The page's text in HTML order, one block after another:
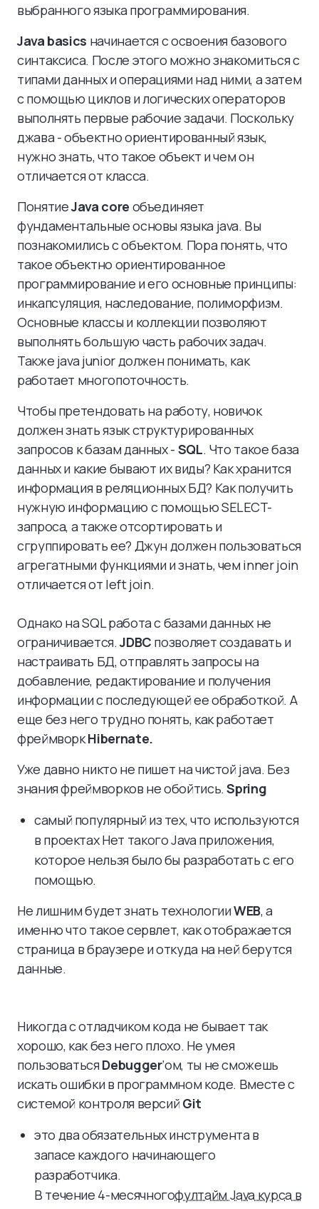
выбранного языка программирования.
Java basics начинается с освоения базового
синтаксиса. После этого можно знакомиться с
типами данных и операциями над ними, а затем
с помощью циклов и логических операторов
выполнять первые рабочие задачи. Поскольку
джава - объектно ориентированный язык,
нужно знать, что такое объект и чем он
отличается от класса.
ПонятиеJava core объединяет
фундаментальные основы языка java. Вы
познакомились с объектом. Пора понять, что
такое объектно ориентированное
программирование и его основные принципы:
инкапсуляция, наследование, полиморфизм.
Основные классы и коллекции позволяют
выполнять большую часть рабочих задач.
Также java junior должен понимать, как
работает многопоточность.
Чтобы претендовать на работу, новичок
должен знать язык структурированных
запросов к базам данных - SQL. Что такое база
данных и какие бывают их виды? Как хранится
информация в реляционных БД? Как получить
нужную информацию с помощью SELECT-
запроса, а также отсортировать и
сгруппировать ее? Джун должен пользоваться
агрегатными функциями и знать, чем inner join
отличается от left join.
Однако на SQL работа с базами данных не
ограничивается.JDBC позволяет создавать и
настраивать БД, отправлять запросы на
добавление, редактирование и получения
информации с последующей ее обработкой. А
еще без него трудно понять, как работает
фреймворкHibernate.
Уже давно никто не пишет на чистой java. Без
знания фреймворков не обойтись.Spring
самый популярный из тех, что используются
в проектах Нет такого Java приложения,
которое нельзя было бы разработать с его
помощью.
Не лишним будет знать технологииWEB, а
именно что такое сервлет, как отображается
страница в браузере и откуда на ней берутся
данные.
Никогда с отладчиком кода не бывает так
хорошо, как без него плохо. Не умея
пользоватьсяDebugger’ом, ты не сможешь
искать ошибки в программном коде. Вместе с
системой контроля версийGit
это два обязательных инструмента в
запасе каждого начинающего
разработчика.
В течение 4-месячногофултайм Java курса в